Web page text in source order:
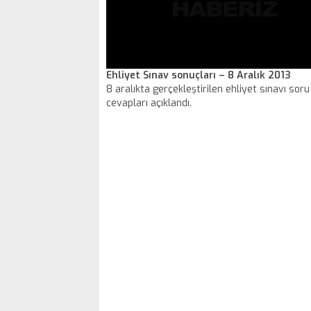
Ehliyet Sınav sonuçları – 8 Aralık 2013
8 aralıkta gerçekleştirilen ehliyet sınavı
cevapları açıklandı.